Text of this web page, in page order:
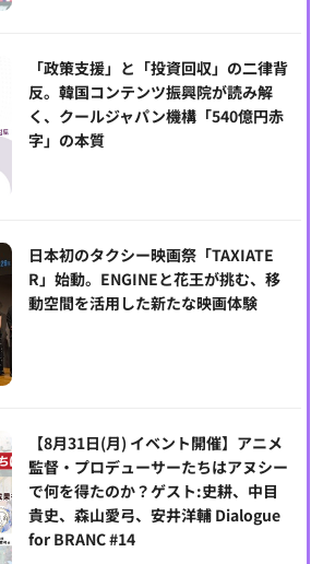
「政策支援」と「投資回収」の二律背
反。韓国コンテンツ振興院が読み解
く、クールジャパン機構「540億円赤
字」の本質
日本初のタクシー映画祭「TAXIATE
R」始動。ENGINEと花王が挑む、移
動空間を活用した新たな映画体験
【8月31日(月) イベント開催】アニメ
監督・プロデューサーたちはアヌシー
で何を得たのか？ゲスト:史耕、中目
貴史、森山愛弓、安井洋輔 Dialogue
for BRANC #14